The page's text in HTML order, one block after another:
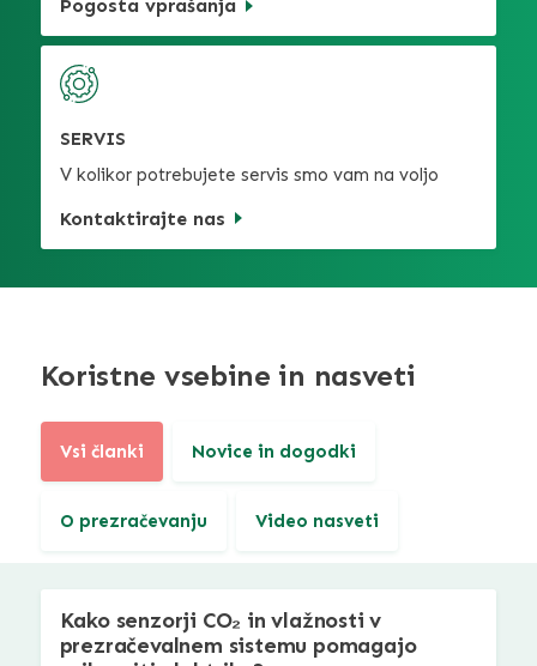
Pogosta vprašanja
SERVIS
V kolikor potrebujete servis smo vam na voljo
Kontaktirajte nas
Koristne vsebine in nasveti
Vsi članki Novice in dogodki
O prezračevanju Video nasveti
Kako senzorji CO₂ in vlažnosti v
prezračevalnem sistemu pomagajo